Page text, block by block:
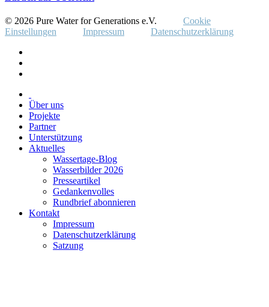
© 2026 Pure Water for Generations e.V.
Cookie
Einstellungen
Impressum Datenschutzerklärung
Über uns
Projekte
Partner
Unterstützung
Aktuelles
Wassertage-Blog
Wasserbilder 2026
Presseartikel
Gedankenvolles
Rundbrief abonnieren
Kontakt
Impressum
Datenschutzerklärung
Satzung